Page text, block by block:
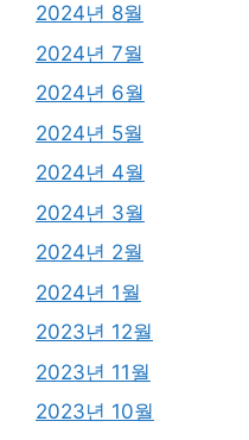
2024년 8월
2024년 7월
2024년 6월
2024년 5월
2024년 4월
2024년 3월
2024년 2월
2024년 1월
2023년 12월
2023년 11월
2023년 10월